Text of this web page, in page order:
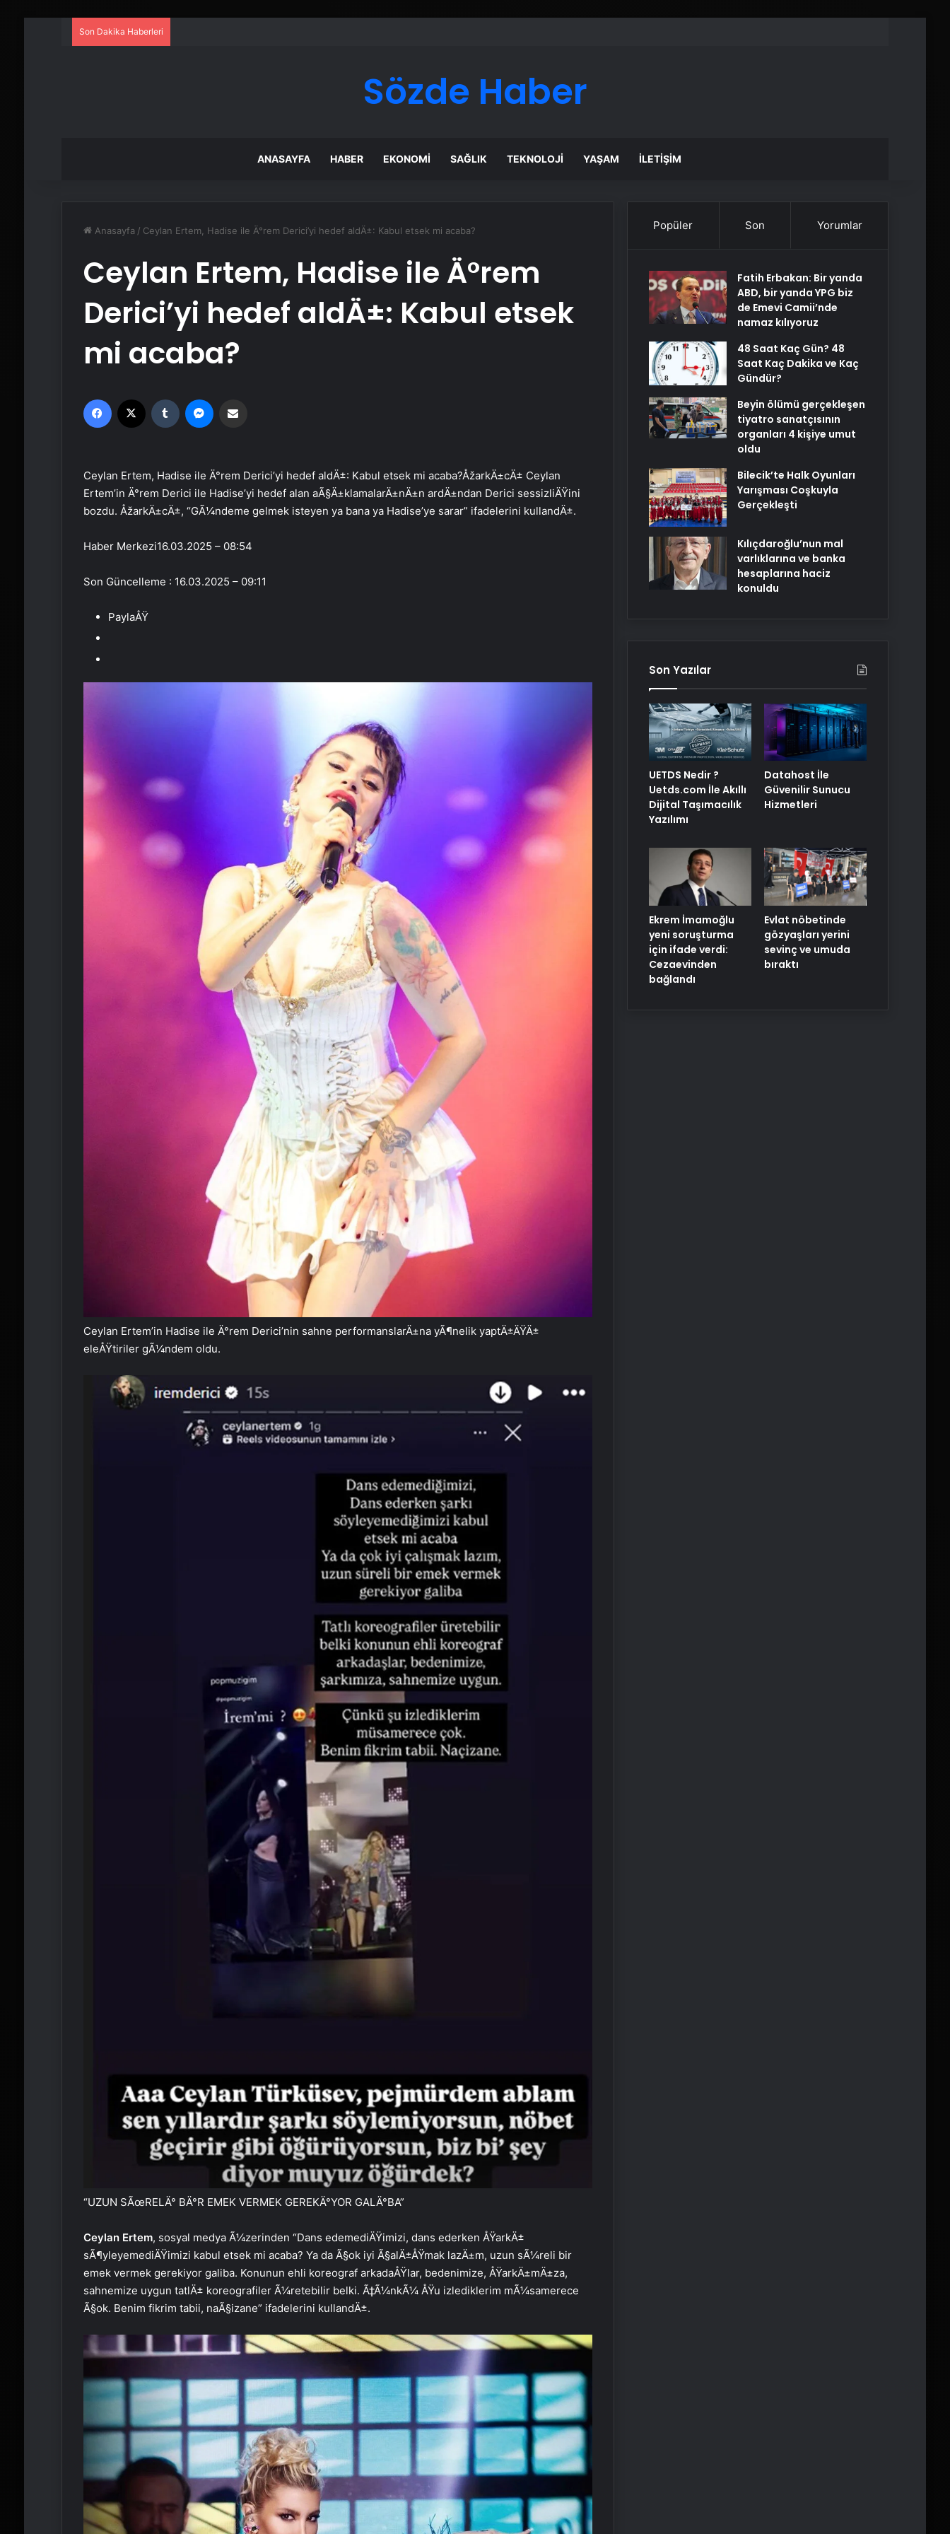
Son Dakika Haberleri
Sözde Haber
ANASAYFA HABER EKONOMI SAĞLIK TEKNOLOJI YAŞAM İLETIŞIM
Anasayfa / Ceylan Ertem, Hadise ile Ä°rem Derici’yi hedef aldÄ±: Kabul etsek mi acaba?
Ceylan Ertem, Hadise ile Ä°rem
Derici’yi hedef aldÄ±: Kabul etsek
mi acaba?
Facebook Tumblr
Ceylan Ertem, Hadise ile Ä°rem Derici’yi hedef aldÄ±: Kabul etsek mi acaba?ÅžarkÄ±cÄ± Ceylan
Ertem’in Ä°rem Derici ile Hadise’yi hedef alan aÃ§Ä±klamalarÄ±nÄ±n ardÄ±ndan Derici sessizliÄŸini
bozdu. ÅžarkÄ±cÄ±, “GÃ¼ndeme gelmek isteyen ya bana ya Hadise’ye sarar” ifadelerini kullandÄ±.
Haber Merkezi16.03.2025 – 08:54
Son Güncelleme : 16.03.2025 – 09:11
PaylaÅŸ
Ceylan Ertem’in Hadise ile Ä°rem Derici’nin sahne performanslarÄ±na yÃ¶nelik yaptÄ±ÄŸÄ±
eleÅŸtiriler gÃ¼ndem oldu.
“UZUN SÃœRELÄ° BÄ°R EMEK VERMEK GEREKÄ°YOR GALÄ°BA”
Ceylan Ertem, sosyal medya Ã¼zerinden “Dans edemediÄŸimizi, dans ederken ÅŸarkÄ±
sÃ¶yleyemediÄŸimizi kabul etsek mi acaba? Ya da Ã§ok iyi Ã§alÄ±ÅŸmak lazÄ±m, uzun sÃ¼reli bir
emek vermek gerekiyor galiba. Konunun ehli koreograf arkadaÅŸlar, bedenimize, ÅŸarkÄ±mÄ±za,
sahnemize uygun tatlÄ± koreografiler Ã¼retebilir belki. Ã‡Ã¼nkÃ¼ ÅŸu izlediklerim mÃ¼samerece
Ã§ok. Benim fikrim tabii, naÃ§izane” ifadelerini kullandÄ±.
Popüler Son Yorumlar
Fatih Erbakan: Bir yanda
ABD, bir yanda YPG biz
de Emevi Camii’nde
namaz kılıyoruz
48 Saat Kaç Gün? 48
Saat Kaç Dakika ve Kaç
Gündür?
Beyin ölümü gerçekleşen
tiyatro sanatçısının
organları 4 kişiye umut
oldu
Bilecik’te Halk Oyunları
Yarışması Coşkuyla
Gerçekleşti
Kılıçdaroğlu’nun mal
varlıklarına ve banka
hesaplarına haciz
konuldu
Son Yazılar
UETDS Nedir ?
Uetds.com İle Akıllı
Dijital Taşımacılık
Yazılımı
Datahost İle
Güvenilir Sunucu
Hizmetleri
Ekrem İmamoğlu
yeni soruşturma
için ifade verdi:
Cezaevinden
bağlandı
Evlat nöbetinde
gözyaşları yerini
sevinç ve umuda
bıraktı